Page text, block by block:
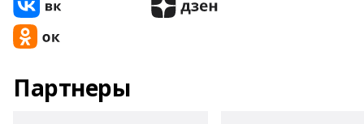
Партнеры